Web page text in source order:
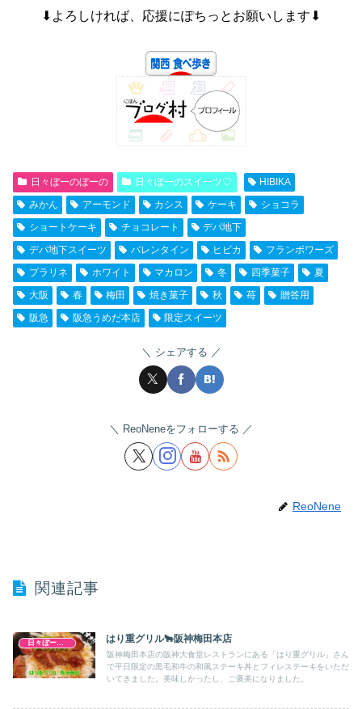
⬇よろしければ、応援にぽちっとお願いします⬇
日々ぼーのぼーの 日々ぼーのスイーツ♡
HIBIKA
みかん
アーモンド カシス ケーキ
ショコラ
ショートケーキ
チョコレート
デパ地下
デパ地下スイーツ
バレンタイン ヒビカ
フランボワーズ
プラリネ
ホワイト マカロン 冬 四季菓子
夏
大阪
春 梅田 焼き菓子 秋 苺
贈答用
阪急
阪急うめだ本店 限定スイーツ
シェアする
ReoNeneをフォローする
ReoNene
関連記事
日々ぼーのぼーの はり重グリル🐂阪神梅田本店
阪神梅田本店の阪神大食堂レストランにある「はり重グリル」さん
で平日限定の黒毛和牛の和風ステーキ丼とフィレステーキをいただ
いてきました。美味しかったし、ご褒美になりました。